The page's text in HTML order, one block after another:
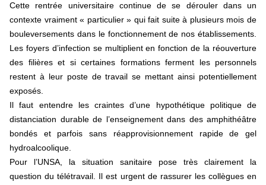
Cette rentrée universitaire continue de se dérouler dans un
contexte vraiment « particulier » qui fait suite à plusieurs mois de
bouleversements dans le fonctionnement de nos établissements.
Les foyers d’infection se multiplient en fonction de la réouverture
des filières et si certaines formations ferment les personnels
restent à leur poste de travail se mettant ainsi potentiellement
exposés.
Il faut entendre les craintes d’une hypothétique politique de
distanciation durable de l’enseignement dans des amphithéâtre
bondés et parfois sans réapprovisionnement rapide de gel
hydroalcoolique.
Pour l’UNSA, la situation sanitaire pose très clairement la
question du télétravail. Il est urgent de rassurer les collègues en